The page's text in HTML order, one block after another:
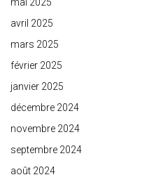
avril 2025
mars 2025
février 2025
janvier 2025
décembre 2024
novembre 2024
septembre 2024
août 2024